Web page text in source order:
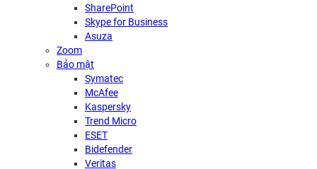
SharePoint
Skype for Business
Asuza
Zoom
Bảo mật
Symatec
McAfee
Kaspersky
Trend Micro
ESET
Bidefender
Veritas